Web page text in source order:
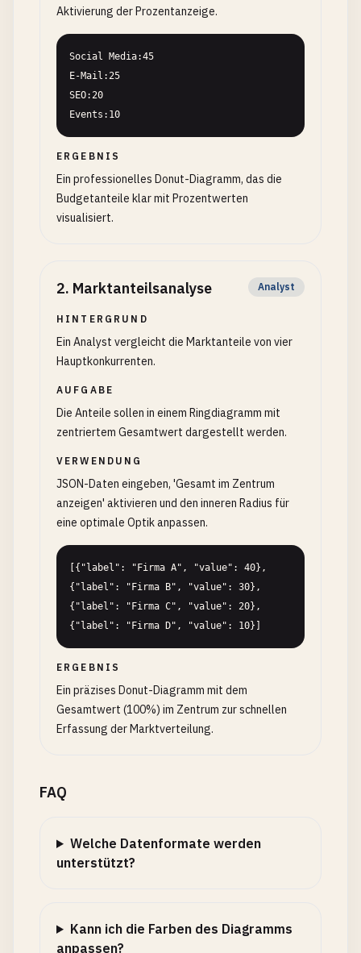
Aktivierung der Prozentanzeige.
Social Media:45
E-Mail:25
SEO:20
Events:10
ERGEBNIS
Ein professionelles Donut-Diagramm, das die
Budgetanteile klar mit Prozentwerten
visualisiert.
2. Marktanteilsanalyse Analyst
HINTERGRUND
Ein Analyst vergleicht die Marktanteile von vier
Hauptkonkurrenten.
AUFGABE
Die Anteile sollen in einem Ringdiagramm mit
zentriertem Gesamtwert dargestellt werden.
VERWENDUNG
JSON-Daten eingeben, 'Gesamt im Zentrum
anzeigen' aktivieren und den inneren Radius für
eine optimale Optik anpassen.
[{"label": "Firma A", "value": 40},
{"label": "Firma B", "value": 30},
{"label": "Firma C", "value": 20},
{"label": "Firma D", "value": 10}]
ERGEBNIS
Ein präzises Donut-Diagramm mit dem
Gesamtwert (100%) im Zentrum zur schnellen
Erfassung der Marktverteilung.
FAQ
Welche Datenformate werden
unterstützt?
Kann ich die Farben des Diagramms
anpassen?